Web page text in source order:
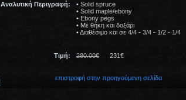
Αναλυτική Περιγραφή:
• Solid spruce
• Solid maple/ebony
• Ebony pegs
• Με θήκη και δοξάρι
• Διαθέσιμο και σε 4/4 - 3/4 - 1/2 - 1/4
Τιμή: 280.00€ 231€
επιστροφή στην προηγούμενη σελίδα